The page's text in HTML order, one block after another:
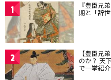
1 『豊臣兄
期と「辞
2 【豊臣兄
のか？ 天
で一挙紹介